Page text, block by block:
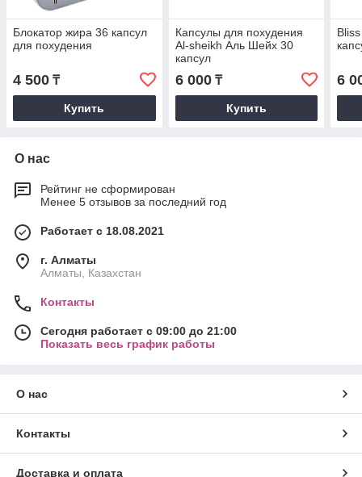
Блокатор жира 36 капсул
для похудения
4 500 ₸
Купить
Капсулы для похудения
Al-sheikh Аль Шейх 30
капсул
6 000₸
Купить
6
О нас
Рейтинг не сформирован
Менее 5 отзывов за последний год
Работает с 18.08.2021
г. Алматы
Алматы, Казахстан
Контакты
Сегодня работает с 09:00 до 21:00
Показать весь график работы
О нас
Контакты
Доставка и оплата